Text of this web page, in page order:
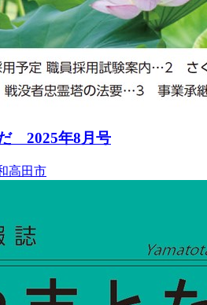
2025年8月号
高田市